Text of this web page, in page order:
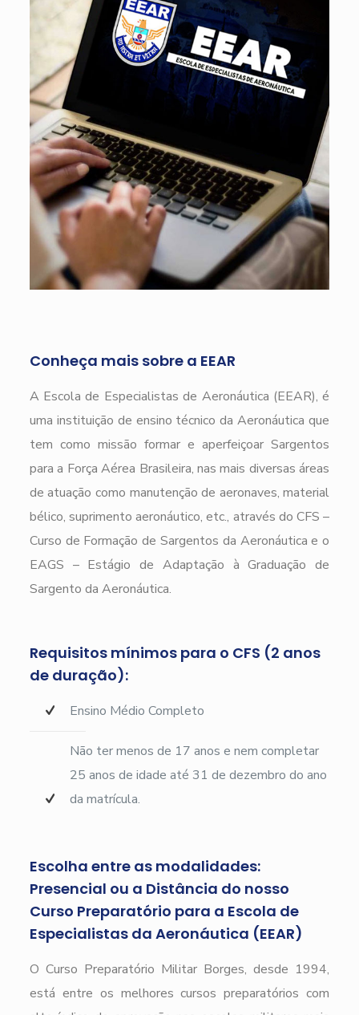
Conheça mais sobre a EEAR
A Escola de Especialistas de Aeronáutica (EEAR), é
uma instituição de ensino técnico da Aeronáutica que
tem como missão formar e aperfeiçoar Sargentos
para a Força Aérea Brasileira, nas mais diversas áreas
de atuação como manutenção de aeronaves, material
bélico, suprimento aeronáutico, etc., através do CFS –
Curso de Formação de Sargentos da Aeronáutica e o
EAGS – Estágio de Adaptação à Graduação de
Sargento da Aeronáutica.
Requisitos mínimos para o CFS (2 anos
de duração):
Ensino Médio Completo
Não ter menos de 17 anos e nem completar
25 anos de idade até 31 de dezembro do ano
da matrícula.
Escolha entre as modalidades:
Presencial ou a Distância do nosso
Curso Preparatório para a Escola de
Especialistas da Aeronáutica (EEAR)
O Curso Preparatório Militar Borges, desde 1994,
está entre os melhores cursos preparatórios com